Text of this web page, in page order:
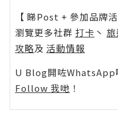
【 睇Post + 參加品牌活
瀏覽更多社群 打卡 丶
攻略及 活動情報
U Blog開咗WhatsApp
Follow 我哋 ！